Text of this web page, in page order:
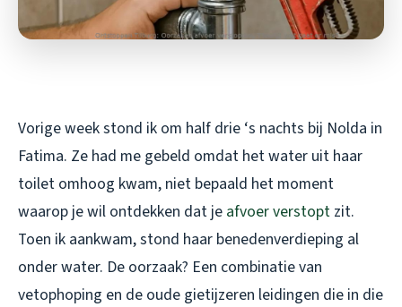
Vorige week stond ik om half drie ‘s nachts bij Nolda in
Fatima. Ze had me gebeld omdat het water uit haar
toilet omhoog kwam, niet bepaald het moment
waarop je wil ontdekken dat je afvoer verstopt zit.
Toen ik aankwam, stond haar benedenverdieping al
onder water. De oorzaak? Een combinatie van
vetophoping en de oude gietijzeren leidingen die in die